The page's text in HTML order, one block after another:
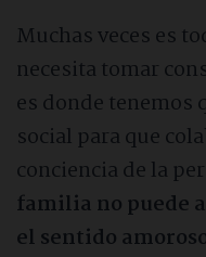
Muchas veces es
necesita tomar
es donde tenemos
social para que
conciencia de la
familia no puede
el sentido